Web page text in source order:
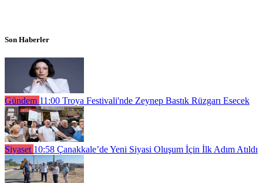
Son Haberler
Gündem 11:00 Troya Festivali'nde Zeynep Bastık Rüzgarı Esecek
Siyaset 10:58 Çanakkale’de Yeni Siyasi Oluşum İçin İlk Adım Atıldı